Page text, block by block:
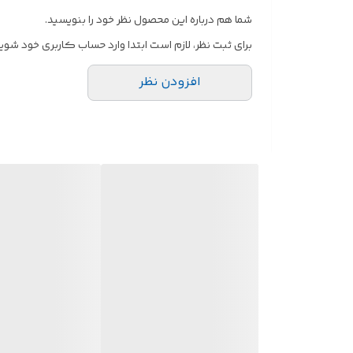
شما هم درباره این محصول نظر خود را بنویسید.
برای ثبت نظر، لازم است ابتدا وارد حساب کاربری خود
افزودن نظر